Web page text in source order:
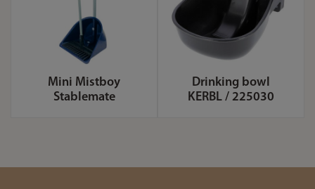
Mini Mistboy
Stablemate
Drinking bowl
KERBL / 225030